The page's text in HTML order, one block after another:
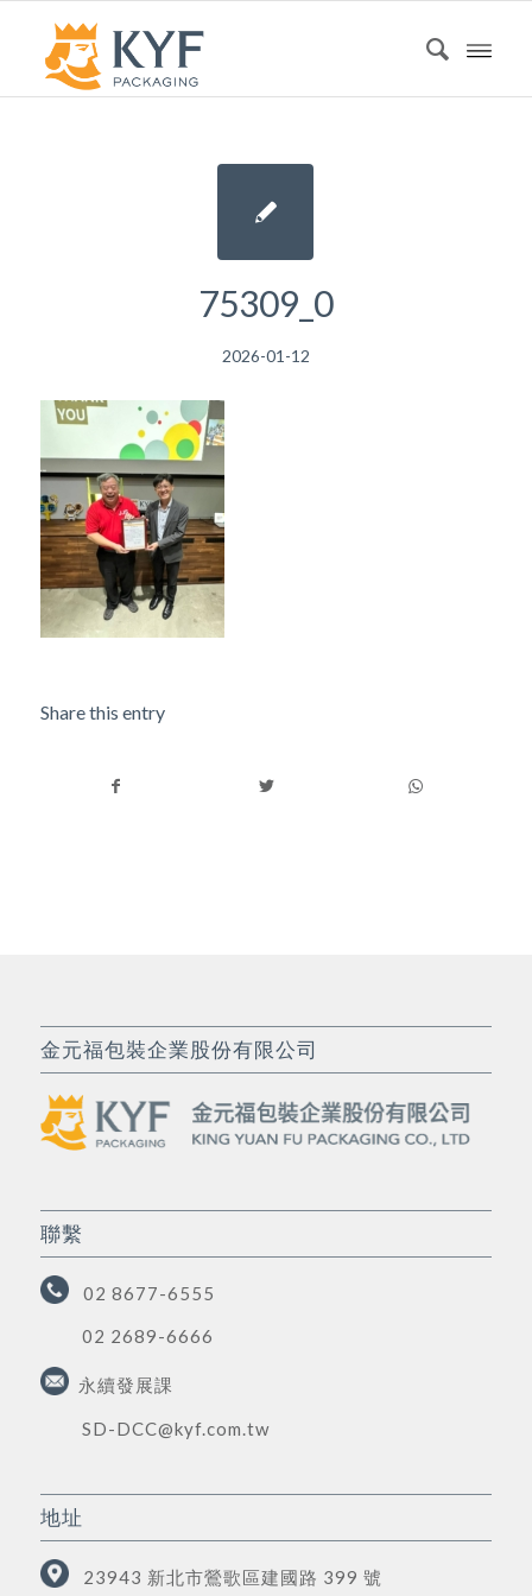
75309_0
2026-01-12
Share this entry
金元福包裝企業股份有限公司
聯繫
02 8677-6555
02 2689-6666
永續發展課
SD-DCC@kyf.com.tw
地址
23943 新北市鶯歌區建國路 399 號